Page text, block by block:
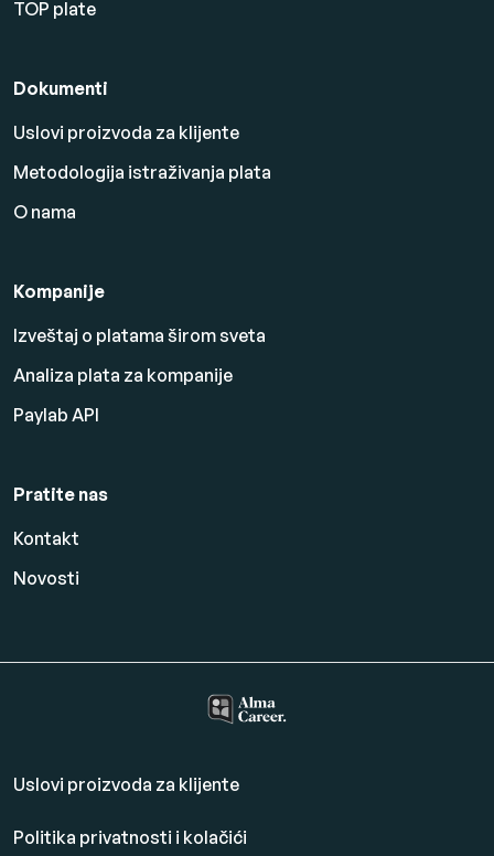
TOP plate
Dokumenti
Uslovi proizvoda za klijente
Metodologija istraživanja plata
O nama
Kompanije
Izveštaj o platama širom sveta
Analiza plata za kompanije
Paylab API
Pratite nas
Kontakt
Novosti
Uslovi proizvoda za klijente
Politika privatnosti i kolačići